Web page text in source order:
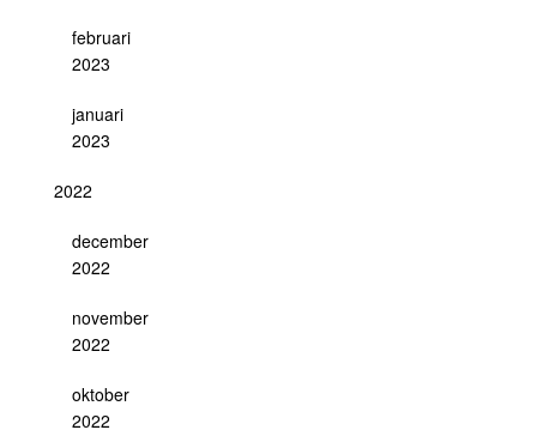
februari
2023
januari
2023
2022
december
2022
november
2022
oktober
2022